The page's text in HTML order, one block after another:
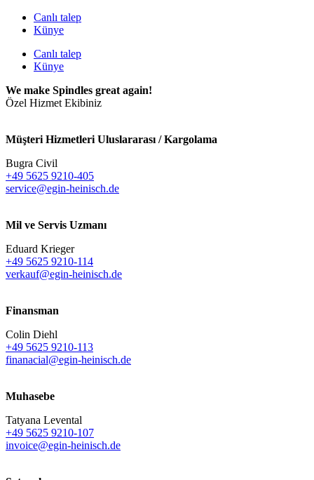
Canlı talep
Künye
Canlı talep
Künye
We make Spindles great again!
Özel Hizmet Ekibiniz
Müşteri Hizmetleri Uluslararası / Kargolama
Bugra Civil
+49 5625 9210-405
service@egin-heinisch.de
Mil ve Servis Uzmanı
Eduard Krieger
+49 5625 9210-114
verkauf@egin-heinisch.de
Finansman
Colin Diehl
+49 5625 9210-113
finanacial@egin-heinisch.de
Muhasebe
Tatyana Levental
+49 5625 9210-107
invoice@egin-heinisch.de